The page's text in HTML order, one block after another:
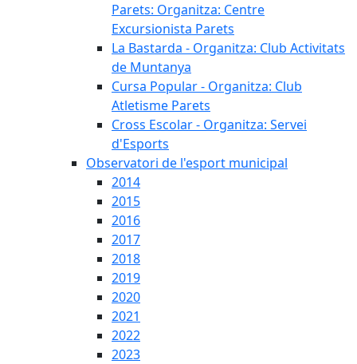
Parets: Organitza: Centre
Excursionista Parets
La Bastarda - Organitza: Club Activitats
de Muntanya
Cursa Popular - Organitza: Club
Atletisme Parets
Cross Escolar - Organitza: Servei
d'Esports
Observatori de l'esport municipal
2014
2015
2016
2017
2018
2019
2020
2021
2022
2023